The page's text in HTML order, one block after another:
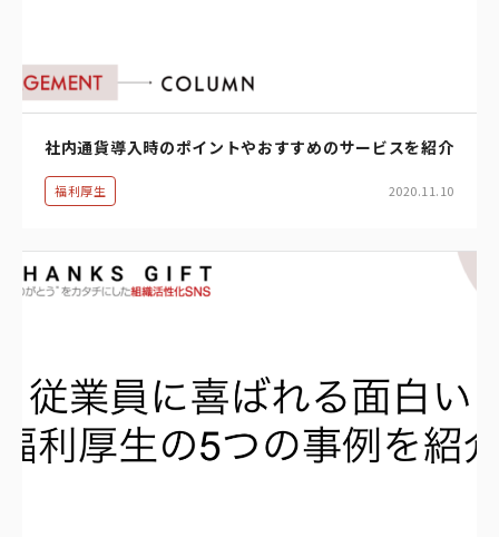
社内通貨導入時のポイントやおすすめのサービスを紹介
福利厚生 2020.11.10